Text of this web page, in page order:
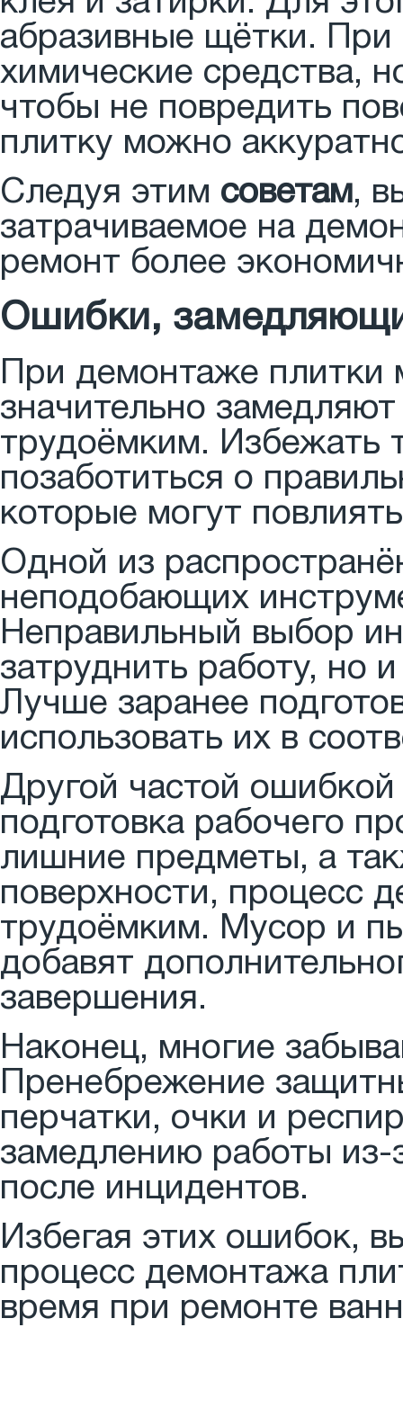
абразивные щётки.
химические средства,
чтобы не повредить
плитку можно
Следуя этим советам,
затрачиваемое на
ремонт более
Ошибки,
При демонтаже
значительно
трудоёмким. Избежать
позаботиться о
которые могут
Одной из
неподобающих
Неправильный выбор
затруднить работу, но
Лучше заранее
использовать их в
Другой частой
подготовка рабочего
лишние предметы, а
поверхности, процесс
трудоёмким. Мусор и
добавят
завершения.
Наконец, многие
Пренебрежение
перчатки, очки и
замедлению работы из-
после инцидентов.
Избегая этих ошибок,
процесс демонтажа
время при ремонте